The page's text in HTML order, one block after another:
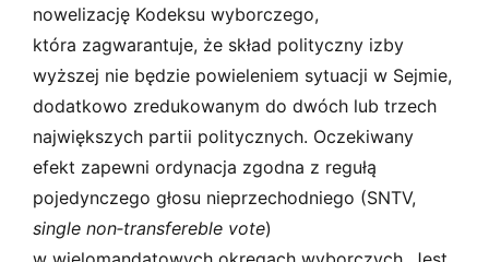
nowelizację Kodeksu wyborczego,
która zagwarantuje, że skład polityczny izby
wyższej nie będzie powieleniem sytuacji w Sejmie,
dodatkowo zredukowanym do dwóch lub trzech
największych partii politycznych. Oczekiwany
efekt zapewni ordynacja zgodna z regułą
pojedynczego głosu nieprzechodniego (SNTV,
single non­‑transfereble vote)